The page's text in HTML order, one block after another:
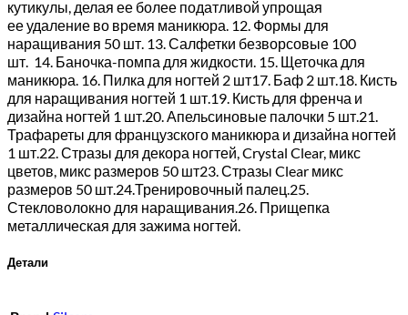
кутикулы, делая ее более податливой упрощая
ее удаление во время маникюра. 12. Формы для
наращивания 50 шт. 13. Салфетки безворсовые 100
шт. 14. Баночка-помпа для жидкости. 15. Щеточка для
маникюра. 16. Пилка для ногтей 2 шт17. Баф 2 шт.18. Кисть
для наращивания ногтей 1 шт.19. Кисть для френча и
дизайна ногтей 1 шт.20. Апельсиновые палочки 5 шт.21.
Трафареты для французского маникюра и дизайна ногтей
1 шт.22. Стразы для декора ногтей, Crystal Clear, микс
цветов, микс размеров 50 шт23. Стразы Clear микс
размеров 50 шт.24.Тренировочный палец.25.
Стекловолокно для наращивания.26. Прищепка
металлическая для зажима ногтей.
Детали